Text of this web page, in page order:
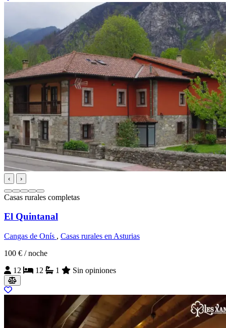
‹ ›
Casas rurales completas
El Quintanal
Cangas de Onís , Casas rurales en Asturias
100 € / noche
12
12 1 Sin opiniones